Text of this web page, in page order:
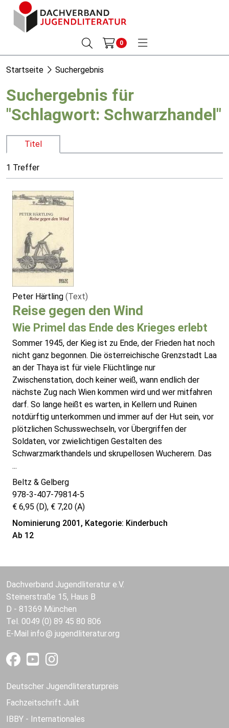
0
Startseite Suchergebnis
Suchergebnis für
"Schlagwort: Schwarzhandel"
Titel
1 Treffer
Peter Härtling (Text)
Reise gegen den Wind
Wie Primel das Ende des Krieges erlebt
Sommer 1945, der Kieg ist zu Ende, der Frieden hat noch
nicht ganz begonnen. Die österreichische Grenzstadt Laa
an der Thaya ist für viele Flüchtlinge nur
Zwischenstation, doch keiner weiß, wann endlich der
nächste Zug nach Wien kommen wird und wer mitfahren
darf. So lange heißt es warten, in Kellern und Ruinen
notdürftig unterkommen und immer auf der Hut sein, vor
plötzlichen Schusswechseln, vor Übergriffen der
Soldaten, vor zwielichtigen Gestalten des
Schwarzmarkthandels und skrupellosen Wucherern. Das
...
Beltz & Gelberg
978-3-407-79814-5
€ 6,95 (D), € 7,20 (A)
Nominierung 2001, Kategorie: Kinderbuch
Ab 12
Dachverband Jugendliteratur e.V.
Steinerstraße 15, Haus B
D - 81369 München
Tel. 0049 (0) 89 45 80 806
E-Mail info jugendliteratur.org
Deutscher Jugendliteraturpreis
Fachzeitschrift Julit
IBBY - Internationales